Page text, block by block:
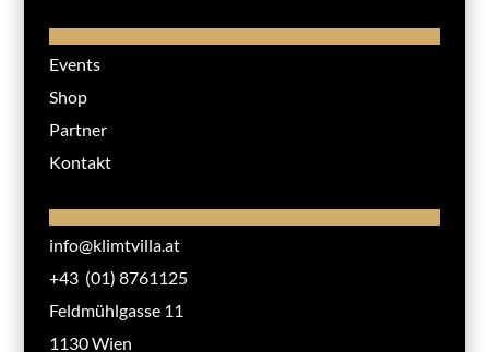
Events
Shop
Partner
Kontakt
info@klimtvilla.at
+43 (01) 8761125
Feldmühlgasse 11
1130 Wien